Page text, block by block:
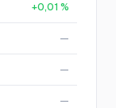
+0,01 %
—
—
—